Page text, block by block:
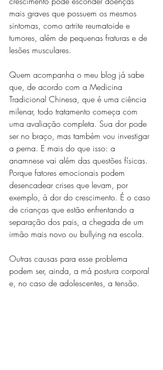
mais graves que possuem os mesmos
sintomas, como artrite reumatoide e
tumores, além de pequenas fraturas e de
lesões musculares.
Quem acompanha o meu blog já sabe
que, de acordo com a Medicina
Tradicional Chinesa, que é uma ciência
milenar, todo tratamento começa com
uma avaliação completa. Sua dor pode
ser no braço, mas também vou investigar
a perna. E mais do que isso: a
anamnese vai além das questões físicas.
Porque fatores emocionais podem
desencadear crises que levam, por
exemplo, à dor do crescimento. É o caso
de crianças que estão enfrentando a
separação dos pais, a chegada de um
irmão mais novo ou bullying na escola.
Outras causas para esse problema
podem ser, ainda, a má postura corporal
e, no caso de adolescentes, a tensão.